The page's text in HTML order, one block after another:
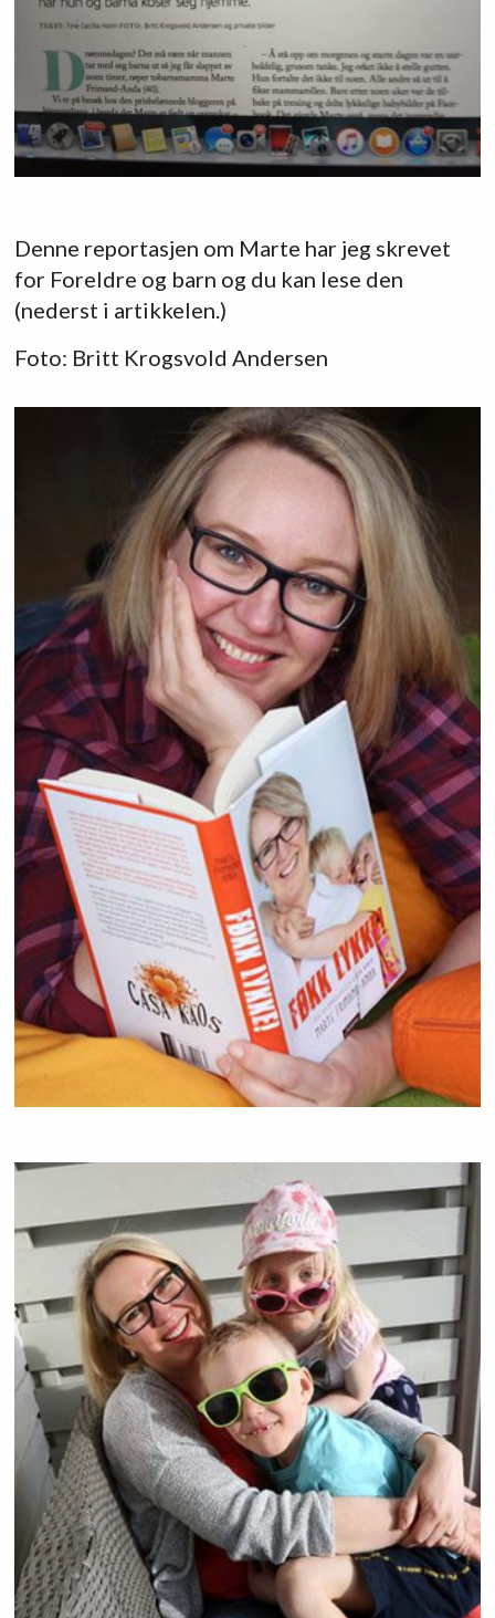
Denne reportasjen om Marte har jeg skrevet
for Foreldre og barn og du kan lese den
(nederst i artikkelen.)
Foto: Britt Krogsvold Andersen